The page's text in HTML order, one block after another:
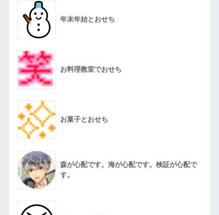
年末年始とおせち
お料理教室でおせち
お菓子とおせち
森が心配です。海が心配です。検証が心配で
す。